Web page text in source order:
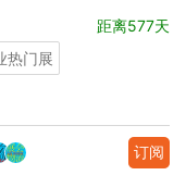
距离577天
热门展
订阅